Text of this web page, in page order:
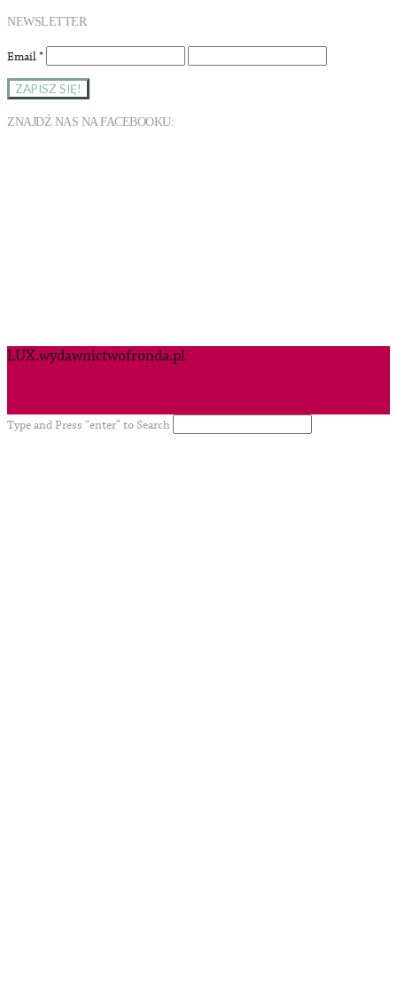
NEWSLETTER
Email*
ZNAJDŹ NAS NA FACEBOOKU:
LUX.wydawnictwofronda.pl
Type and Press “enter” to Search